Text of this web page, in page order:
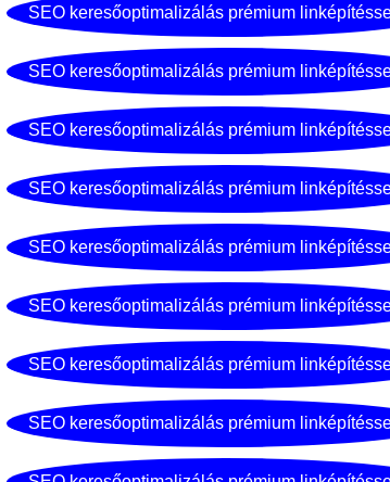
SEO keresőoptimalizálás prémium
SEO keresőoptimalizálás prémium
SEO keresőoptimalizálás prémium
SEO keresőoptimalizálás prémium
SEO keresőoptimalizálás prémium
SEO keresőoptimalizálás prémium
SEO keresőoptimalizálás prémium
SEO keresőoptimalizálás prémium